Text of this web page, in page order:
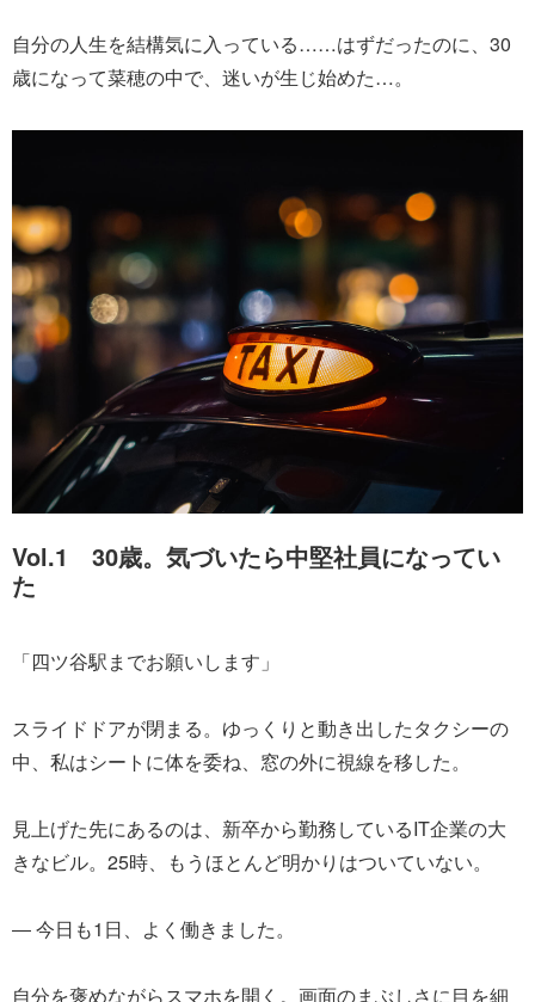
自分の人生を結構気に入っている……はずだったのに、30
歳になって菜穂の中で、迷いが生じ始めた…。
Vol.1 30歳。気づいたら中堅社員になってい
た
「四ツ谷駅までお願いします」
スライドドアが閉まる。ゆっくりと動き出したタクシーの
中、私はシートに体を委ね、窓の外に視線を移した。
見上げた先にあるのは、新卒から勤務しているIT企業の大
きなビル。25時、もうほとんど明かりはついていない。
― 今日も1日、よく働きました。
自分を褒めながらスマホを開く。画面のまぶしさに目を細